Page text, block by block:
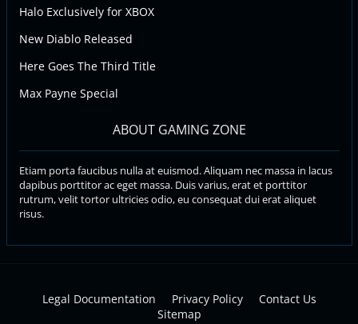
Halo Exclusively for XBOX
New Diablo Released
Here Goes The Third Title
Max Payne Special
ABOUT GAMING ZONE
Etiam porta faucibus nulla at euismod. Aliquam nec massa in lacus
dapibus porttitor ac eget massa. Duis varius, erat et porttitor
rutrum, velit tortor ultricies odio, eu consequat dui erat aliquet
risus.
Legal Documentation Privacy Policy
Contact Us
Sitemap